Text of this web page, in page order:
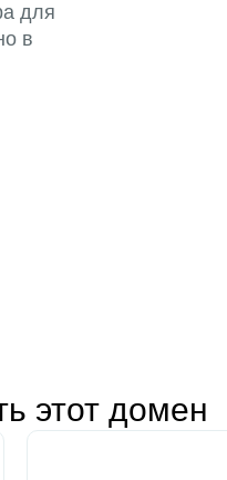
для
в
этот домен